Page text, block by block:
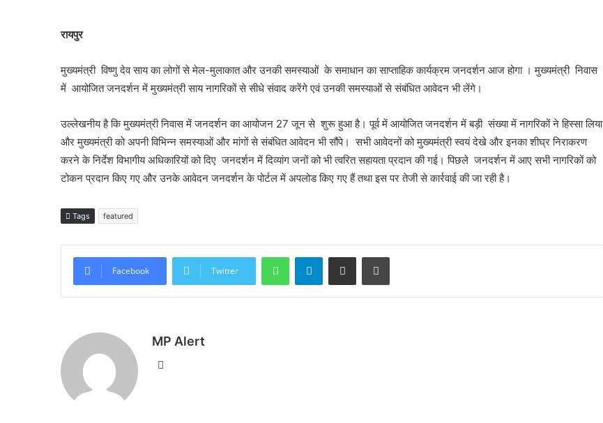
रायपुर
मुख्यमंत्री विष्णु देव साय का लोगों से मेल-मुलाकात और उनकी समस्याओं के समाधान का साप्ताहिक कार्यक्रम जनदर्शन आज होगा । मुख्यमंत्री निवास
में आयोजित जनदर्शन में मुख्यमंत्री साय नागरिकों से सीधे संवाद करेंगे एवं उनकी समस्याओं से संबंधित आवेदन भी लेंगे।
उल्लेखनीय है कि मुख्यमंत्री निवास में जनदर्शन का आयोजन 27 जून से शुरू हुआ है। पूर्व में आयोजित जनदर्शन में बड़ी संख्या में नागरिकों ने हिस्सा लिया
और मुख्यमंत्री को अपनी विभिन्न समस्याओं और मांगों से संबंधित आवेदन भी सौंपे। सभी आवेदनों को मुख्यमंत्री स्वयं देखे और इनका शीघ्र निराकरण
करने के निर्देश विभागीय अधिकारियों को दिए जनदर्शन में दिव्यांग जनों को भी त्वरित सहायता प्रदान की गई। पिछले जनदर्शन में आए सभी नागरिकों को
टोकन प्रदान किए गए और उनके आवेदन जनदर्शन के पोर्टल में अपलोड किए गए हैं तथा इस पर तेजी से कार्रवाई की जा रही है।
Tags featured
Facebook Twitter
WhatsAppTelegramShare via Email Print
MP Alert
Website